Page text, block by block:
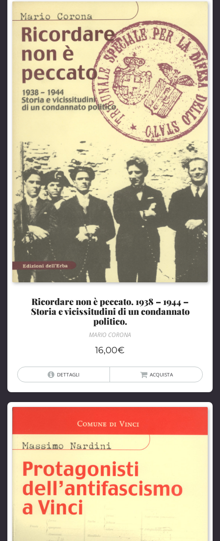
Ricordare non è peccato. 1938 – 1944 –
Storia e vicissitudini di un condannato
politico.
MARIO CORONA
16,00€
DETTAGLI ACQUISTA